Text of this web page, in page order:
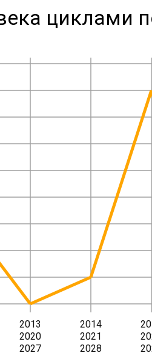
циклами